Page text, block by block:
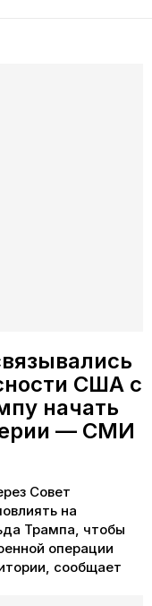
США с
начать
— СМИ
Совет
на
Трампа, чтобы
операции
сообщает